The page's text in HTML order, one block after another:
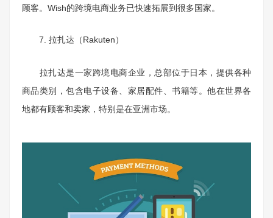
顾客。Wish的跨境电商业务已快速拓展到很多国家。
7. 拉扎达（Rakuten）
拉扎达是一家跨境电商企业，总部位于日本，提供各种
商品类别，包含电子设备、家居配件、书籍等。他在世界各
地都有顾客和卖家，特别是在亚洲市场。